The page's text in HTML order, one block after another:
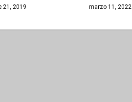
21, 2019 marzo 11, 2022